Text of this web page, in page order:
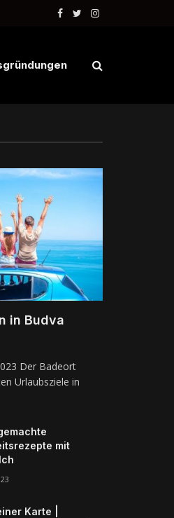
Facebook
TwitterInstagram
in Budva
Der Badeort
Urlaubsziele in
mit
Karte |